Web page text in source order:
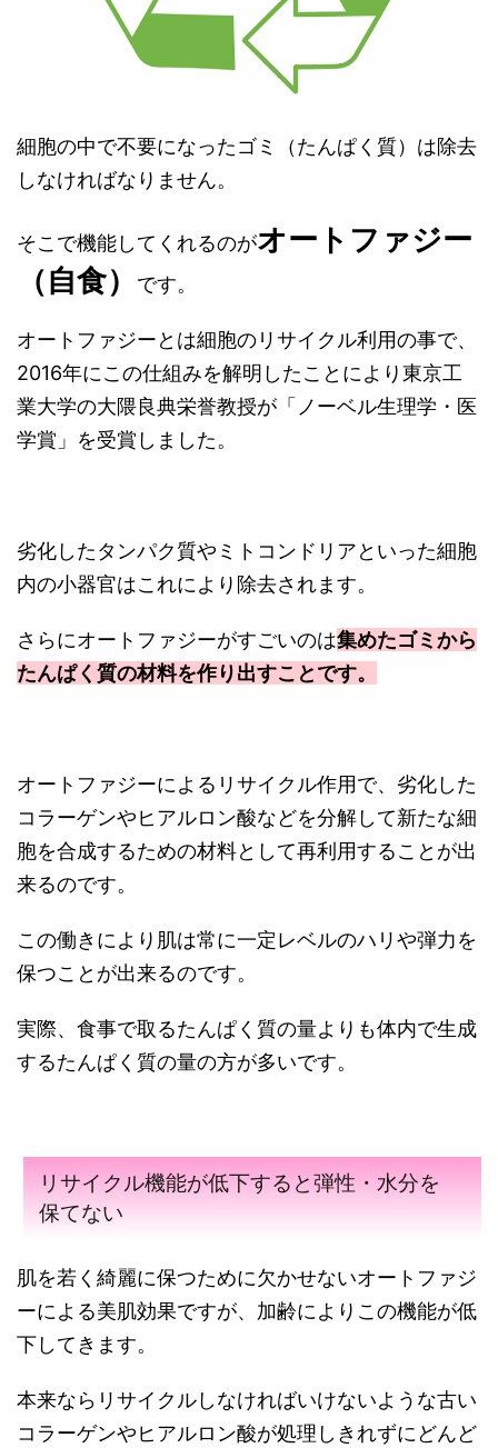
細胞の中で不要になったゴミ（たんぱく質）は除去
しなければなりません。
そこで機能してくれるのがオートファジー
（自食）
です。
オートファジーとは細胞のリサイクル利用の事で、
2016年にこの仕組みを解明したことにより東京工
業大学の大隈良典栄誉教授が「ノーベル生理学・医
学賞」を受賞しました。
劣化したタンパク質やミトコンドリアといった細胞
内の小器官はこれにより除去されます。
さらにオートファジーがすごいのは集めたゴミから
たんぱく質の材料を作り出すことです。
オートファジーによるリサイクル作用で、劣化した
コラーゲンやヒアルロン酸などを分解して新たな細
胞を合成するための材料として再利用することが出
来るのです。
この働きにより肌は常に一定レベルのハリや弾力を
保つことが出来るのです。
実際、食事で取るたんぱく質の量よりも体内で生成
するたんぱく質の量の方が多いです。
リサイクル機能が低下すると弾性・水分を
保てない
肌を若く綺麗に保つために欠かせないオートファジ
ーによる美肌効果ですが、加齢によりこの機能が低
下してきます。
本来ならリサイクルしなければいけないような古い
コラーゲンやヒアルロン酸が処理しきれずにどんど